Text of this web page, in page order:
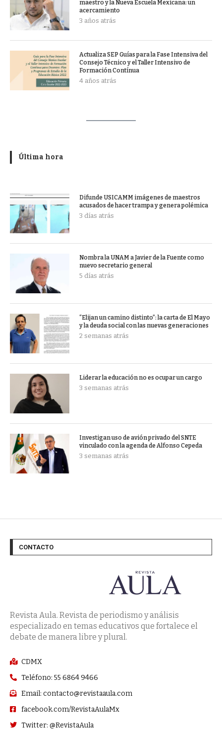
maestro y la Nueva Escuela Mexicana: un
acercamiento
3 años atrás
Actualiza SEP Guías para la Fase Intensiva del
Consejo Técnico y el Taller Intensivo de
Formación Contínua
4 años atrás
Última hora
Difunde USICAMM imágenes de maestros
acusados de hacer trampa y genera polémica
3 días atrás
Nombra la UNAM a Javier de la Fuente como
nuevo secretario general
5 días atrás
“Elijan un camino distinto”: la carta de El Mayo
y la deuda social con las nuevas generaciones
2 semanas atrás
Liderar la educación no es ocupar un cargo
3 semanas atrás
Investigan uso de avión privado del SNTE
vinculado con la agenda de Alfonso Cepeda
3 semanas atrás
CONTACTO
Revista Aula. Revista de periodismo y análisis
especializado en temas educativos que fortalece el
debate de manera libre y plural.
CDMX
Teléfono: 55 6864 9466
Email: contacto@revistaaula.com
facebook.com/RevistaAulaMx
Twitter: @RevistaAula